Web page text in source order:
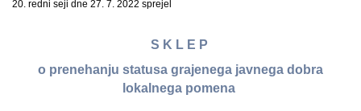
20. redni seji dne 27. 7. 2022 sprejel
S K L E P
o prenehanju statusa grajenega javnega dobra
lokalnega pomena